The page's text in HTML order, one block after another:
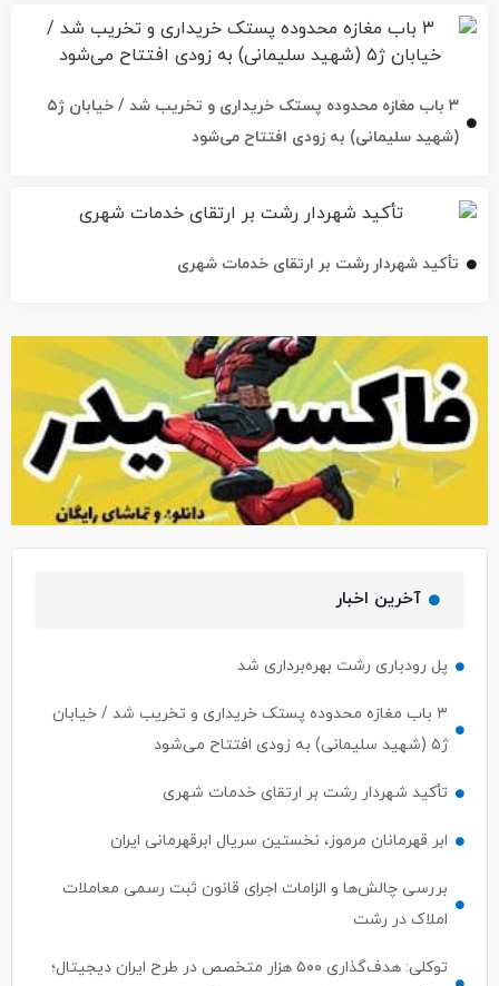
۳ باب مغازه محدوده پستک خریداری و تخریب شد / خیابان ژ۵
(شهید سلیمانی) به زودی افتتاح می‌شود
تأکید شهردار رشت بر ارتقای خدمات شهری
آخرین اخبار
پل رودباری رشت بهره‌برداری شد
۳ باب مغازه محدوده پستک خریداری و تخریب شد / خیابان
ژ۵ (شهید سلیمانی) به زودی افتتاح می‌شود
تأکید شهردار رشت بر ارتقای خدمات شهری
ابر قهرمانان مرموز، نخستین سریال ابرقهرمانی ایران
بررسی چالش‌ها و الزامات اجرای قانون ثبت رسمی معاملات
املاک در رشت
توکلی: هدف‌گذاری ۵۰۰ هزار متخصص در طرح ایران دیجیتال؛